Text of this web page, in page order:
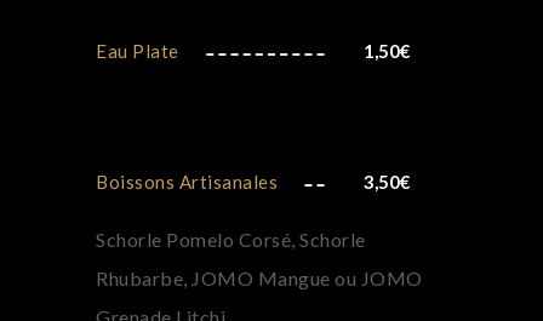
Eau Plate 1,50€
Boissons Artisanales 3,50€
Schorle Pomelo Corsé, Schorle
Rhubarbe, JOMO Mangue ou JOMO